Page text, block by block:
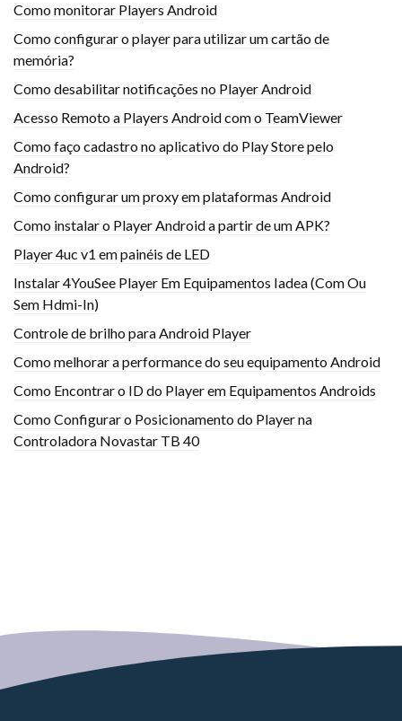
Como monitorar Players Android
Como configurar o player para utilizar um cartão de
memória?
Como desabilitar notificações no Player Android
Acesso Remoto a Players Android com o TeamViewer
Como faço cadastro no aplicativo do Play Store pelo
Android?
Como configurar um proxy em plataformas Android
Como instalar o Player Android a partir de um APK?
Player 4uc v1 em painéis de LED
Instalar 4YouSee Player Em Equipamentos Iadea (Com Ou
Sem Hdmi-In)
Controle de brilho para Android Player
Como melhorar a performance do seu equipamento Android
Como Encontrar o ID do Player em Equipamentos Androids
Como Configurar o Posicionamento do Player na
Controladora Novastar TB 40